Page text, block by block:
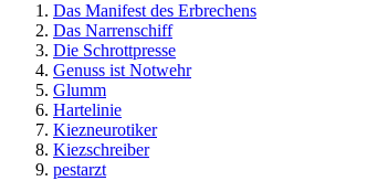
Das Manifest des Erbrechens
Das Narrenschiff
Die Schrottpresse
Genuss ist Notwehr
Glumm
Hartelinie
Kiezneurotiker
Kiezschreiber
pestarzt